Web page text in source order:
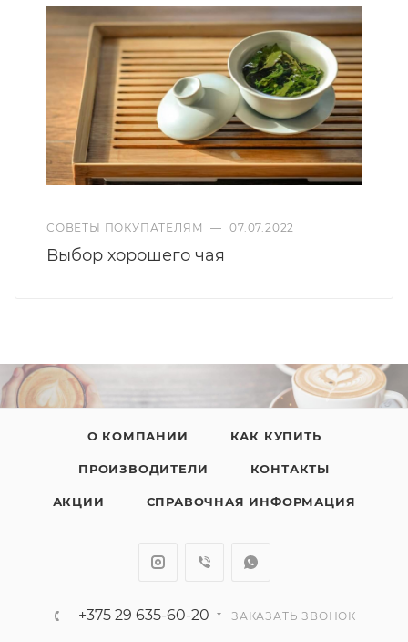
СОВЕТЫ ПОКУПАТЕЛЯМ — 07.07.2022
Выбор хорошего чая
О КОМПАНИИ КАК КУПИТЬ
ПРОИЗВОДИТЕЛИ КОНТАКТЫ
АКЦИИ СПРАВОЧНАЯ ИНФОРМАЦИЯ
+375 29 635-60-20 ЗАКАЗАТЬ ЗВОНОК